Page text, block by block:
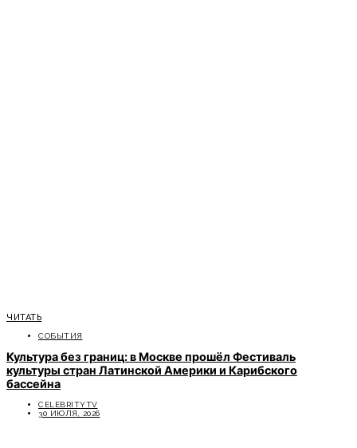
ЧИТАТЬ
СОБЫТИЯ
Культура без границ: в Москве прошёл Фестиваль
культуры стран Латинской Америки и Карибского
бассейна
CELEBRITYTV
30 ИЮЛЯ, 2026